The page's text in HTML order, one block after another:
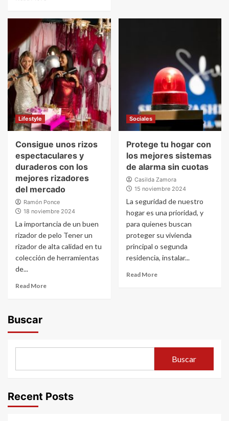
Lifestyle
Consigue unos rizos
espectaculares y
duraderos con los
mejores rizadores
del mercado
Ramón Ponce
18 noviembre 2024
La importancia de un buen
rizador de pelo Tener un
rizador de alta calidad en tu
colección de herramientas
de...
Read More
Sociales
Protege tu hogar con
los mejores sistemas
de alarma sin cuotas
Casilda Zamora
15 noviembre 2024
La seguridad de nuestro
hogar es una prioridad, y
para quienes buscan
proteger su vivienda
principal o segunda
residencia, instalar...
Read More
Buscar
Buscar
Recent Posts